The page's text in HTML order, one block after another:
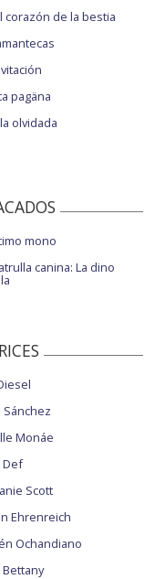
corazón de la bestia
pagäna
olvidada
mono
canina: La dino
Sánchez
Monáe
Def
Scott
Ehrenreich
Ochandiano
Bettany